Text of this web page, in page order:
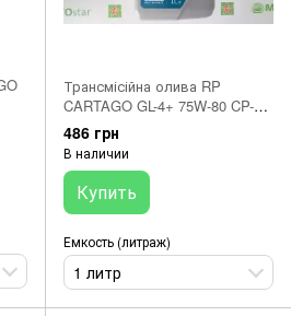
Трансмісійна олива RP
CARTAGO GL-4+ 75W-80 CP-1
(1Л) синтетическое
(RPP4004HHA)
486 грн
В наличии
Купить
Емкость (литраж)
1 литр